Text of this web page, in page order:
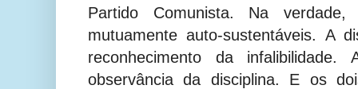
Partido Comunista. Na
mutuamente auto-sustentáveis. A
reconhecimento da
observância da disciplina. E os